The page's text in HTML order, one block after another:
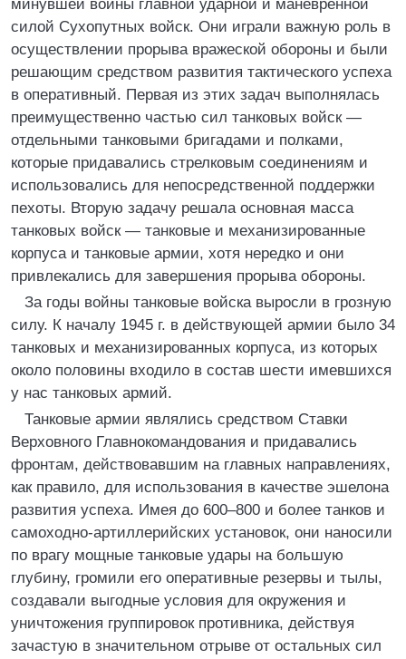
минувшей войны главной ударной и маневренной
силой Сухопутных войск. Они играли важную роль в
осуществлении прорыва вражеской обороны и были
решающим средством развития тактического успеха
в оперативный. Первая из этих задач выполнялась
преимущественно частью сил танковых войск —
отдельными танковыми бригадами и полками,
которые придавались стрелковым соединениям и
использовались для непосредственной поддержки
пехоты. Вторую задачу решала основная масса
танковых войск — танковые и механизированные
корпуса и танковые армии, хотя нередко и они
привлекались для завершения прорыва обороны.
За годы войны танковые войска выросли в грозную
силу. К началу 1945 г. в действующей армии было 34
танковых и механизированных корпуса, из которых
около половины входило в состав шести имевшихся
у нас танковых армий.
Танковые армии являлись средством Ставки
Верховного Главнокомандования и придавались
фронтам, действовавшим на главных направлениях,
как правило, для использования в качестве эшелона
развития успеха. Имея до 600–800 и более танков и
самоходно-артиллерийских установок, они наносили
по врагу мощные танковые удары на большую
глубину, громили его оперативные резервы и тылы,
создавали выгодные условия для окружения и
уничтожения группировок противника, действуя
зачастую в значительном отрыве от остальных сил